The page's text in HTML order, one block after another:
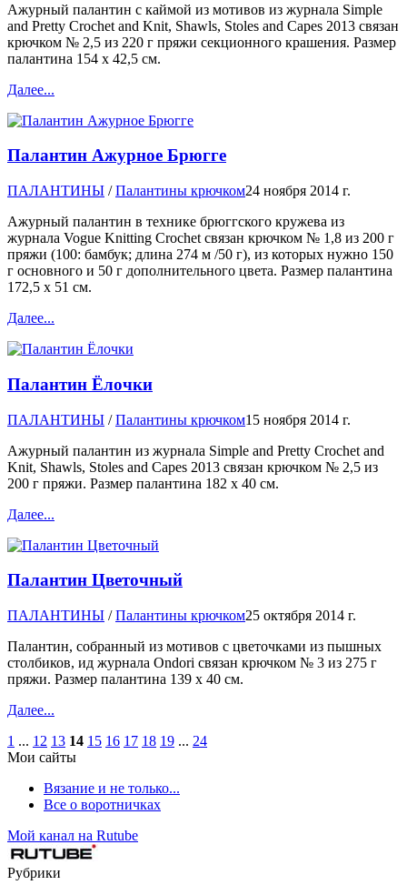
Ажурный палантин с каймой из мотивов из журнала Simple
and Pretty Crochet and Knit, Shawls, Stoles and Capes 2013 связан
крючком № 2,5 из 220 г пряжи секционного крашения. Размер
палантина 154 х 42,5 см.
Далее...
Палантин Ажурное Брюгге
ПАЛАНТИНЫ /Палантины крючком24 ноября 2014 г.
Ажурный палантин в технике брюггского кружева из
журнала Vogue Knitting Crochet связан крючком № 1,8 из 200 г
пряжи (100: бамбук; длина 274 м /50 г), из которых нужно 150
г основного и 50 г дополнительного цвета. Размер палантина
172,5 х 51 см.
Далее...
Палантин Ёлочки
ПАЛАНТИНЫ /Палантины крючком15 ноября 2014 г.
Ажурный палантин из журнала Simple and Pretty Crochet and
Knit, Shawls, Stoles and Capes 2013 связан крючком № 2,5 из
200 г пряжи. Размер палантина 182 х 40 см.
Далее...
Палантин Цветочный
ПАЛАНТИНЫ /Палантины крючком25 октября 2014 г.
Палантин, собранный из мотивов с цветочками из пышных
столбиков, ид журнала Ondori связан крючком № 3 из 275 г
пряжи. Размер палантина 139 х 40 см.
Далее...
1 ... 12 13 14 15 16 17 18 19 ... 24
Мои сайты
Вязание и не только...
Все о воротничках
Мой канал на Rutube
Рубрики